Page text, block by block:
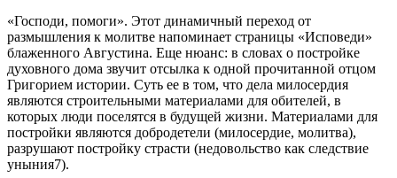
«Господи, помоги». Этот динамичный переход от
размышления к молитве напоминает страницы «Исповеди»
блаженного Августина. Еще нюанс: в словах о постройке
духовного дома звучит отсылка к одной прочитанной отцом
Григорием истории. Суть ее в том, что дела милосердия
являются строительными материалами для обителей, в
которых люди поселятся в будущей жизни. Материалами для
постройки являются добродетели (милосердие, молитва),
разрушают постройку страсти (недовольство как следствие
уныния7).